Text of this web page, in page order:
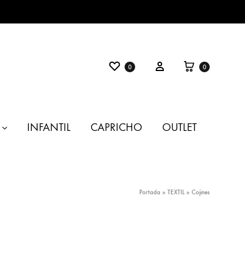
Favoritos
0 Entrar Carrito
0
INFANTIL CAPRICHO OUTLET
Portada » TEXTIL » Cojines